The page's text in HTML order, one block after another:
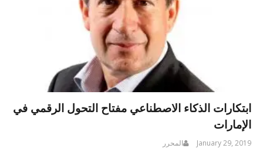
ابتكارات الذكاء الاصطناعي مفتاح التحول الرقمي في
الإمارات
January 29, 2019 المحرر